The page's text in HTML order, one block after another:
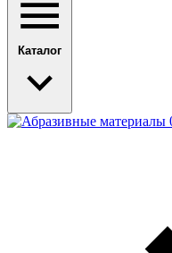
Каталог